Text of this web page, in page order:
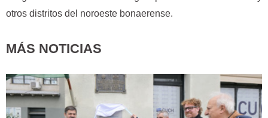
otros distritos del noroeste bonaerense.
MÁS NOTICIAS